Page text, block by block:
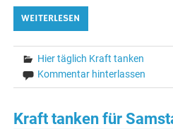
WEITERLESEN
Hier täglich Kraft tanken
Kommentar hinterlassen
Kraft tanken für